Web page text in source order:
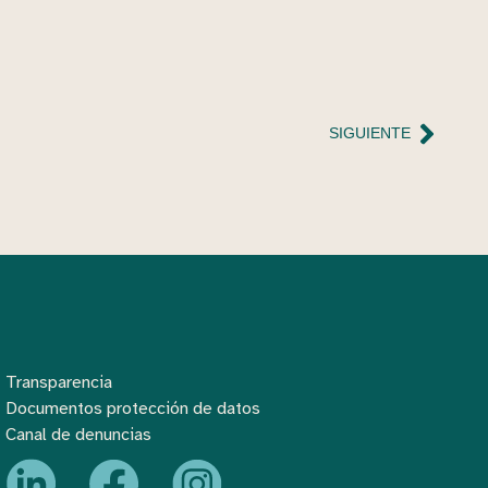
SIGUIENTE
Transparencia
Documentos protección de datos
Canal de denuncias